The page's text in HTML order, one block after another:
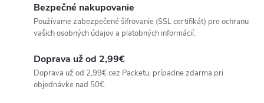
Bezpečné nakupovanie
Používame zabezpečené šifrovanie (SSL certifikát) pre ochranu
vašich osobných údajov a platobných informácií.
Doprava už od 2,99€
Doprava už od 2,99€ cez Packetu, prípadne zdarma pri
objednávke nad 50€.